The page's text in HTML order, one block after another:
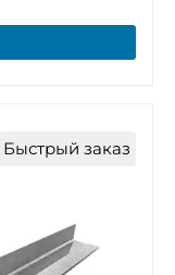
Быстрый заказ